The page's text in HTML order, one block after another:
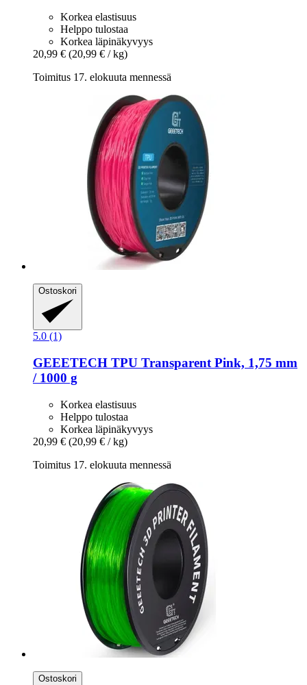
Korkea elastisuus
Helppo tulostaa
Korkea läpinäkyvyys
20,99 € (20,99 € / kg)
Toimitus 17. elokuuta mennessä
Ostoskori
5.0 (1)
GEEETECH TPU Transparent Pink, 1,75 mm
/ 1000 g
Korkea elastisuus
Helppo tulostaa
Korkea läpinäkyvyys
20,99 € (20,99 € / kg)
Toimitus 17. elokuuta mennessä
Ostoskori